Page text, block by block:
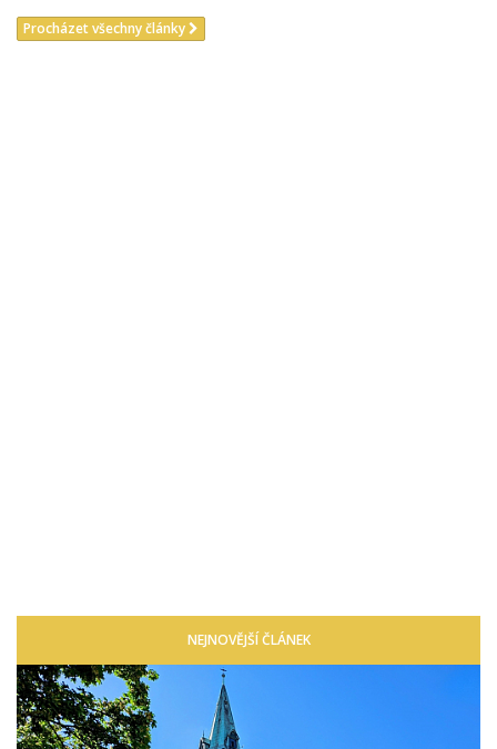
Procházet všechny články
NEJNOVĚJŠÍ ČLÁNEK